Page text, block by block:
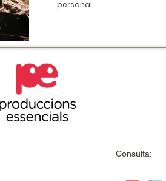
personal.
Consulta: